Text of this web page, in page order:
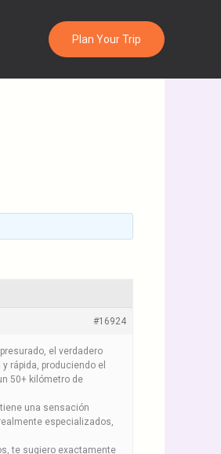
Plan Your Trip
#16924
el verdadero
rápida, produciendo el
50+ kilómetro de
una sensación
especializados,
te sugiero exactamente